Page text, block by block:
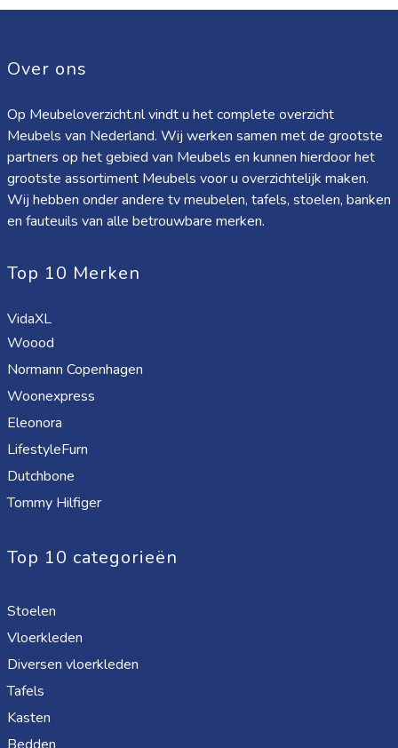
Over ons
Op Meubeloverzicht.nl vindt u het complete overzicht
Meubels van Nederland. Wij werken samen met de grootste
partners op het gebied van Meubels en kunnen hierdoor het
grootste assortiment Meubels voor u overzichtelijk maken.
Wij hebben onder andere tv meubelen, tafels, stoelen, banken
en fauteuils van alle betrouwbare merken.
Top 10 Merken
VidaXL
Woood
Normann Copenhagen
Woonexpress
Eleonora
LifestyleFurn
Dutchbone
Tommy Hilfiger
Top 10 categorieën
Stoelen
Vloerkleden
Diversen vloerkleden
Tafels
Kasten